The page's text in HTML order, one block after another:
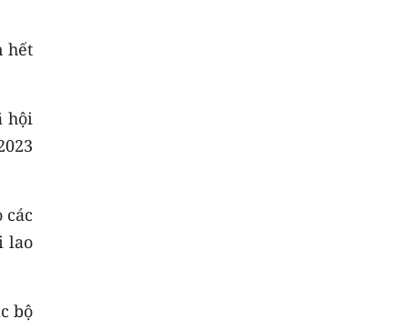
hết
hội
lao
bộ